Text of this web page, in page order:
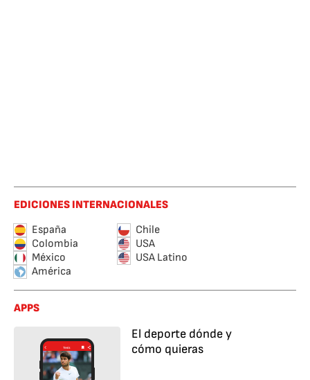
EDICIONES INTERNACIONALES
España
Chile
Colombia
USA
México
USA Latino
América
APPS
El deporte dónde y
cómo quieras